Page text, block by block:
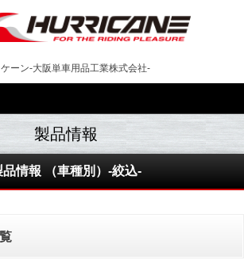
ーン-大阪単車用品工業株式会社-
品情報 （車種別）-絞込-